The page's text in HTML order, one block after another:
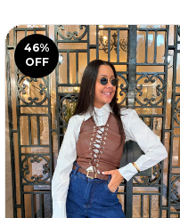
46%
OFF